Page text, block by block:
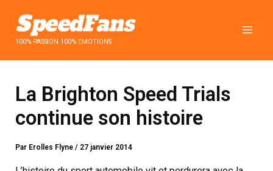
contenu100% PASSION 100% EMOTIONS
La Brighton Speed Trials
continue son histoire
Par Erolles Flyne/ 27 janvier 2014